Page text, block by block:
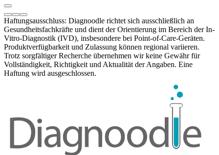
Haftungsausschluss: Diagnoodle richtet sich ausschließlich an
Gesundheitsfachkräfte und dient der Orientierung im Bereich der In-
Vitro-Diagnostik (IVD), insbesondere bei Point-of-Care-Geräten.
Produktverfügbarkeit und Zulassung können regional variieren.
Trotz sorgfältiger Recherche übernehmen wir keine Gewähr für
Vollständigkeit, Richtigkeit und Aktualität der Angaben. Eine
Haftung wird ausgeschlossen.